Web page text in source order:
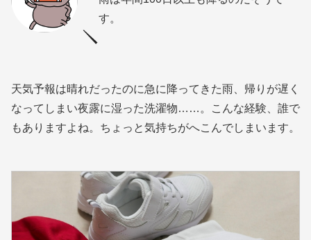
す。
天気予報は晴れだったのに急に降ってきた雨、帰りが遅く
なってしまい夜露に湿った洗濯物……。こんな経験、誰で
もありますよね。ちょっと気持ちがへこんでしまいます。